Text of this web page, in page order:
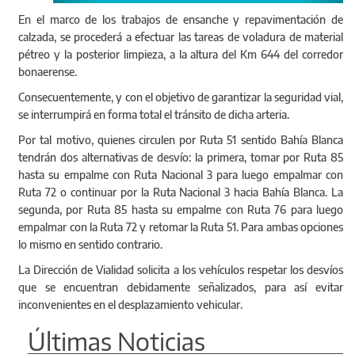
En el marco de los trabajos de ensanche y repavimentación de
calzada, se procederá a efectuar las tareas de voladura de material
pétreo y la posterior limpieza, a la altura del Km 644 del corredor
bonaerense.
Consecuentemente, y con el objetivo de garantizar la seguridad vial,
se interrumpirá en forma total el tránsito de dicha arteria.
Por tal motivo, quienes circulen por Ruta 51 sentido Bahía Blanca
tendrán dos alternativas de desvío: la primera, tomar por Ruta 85
hasta su empalme con Ruta Nacional 3 para luego empalmar con
Ruta 72 o continuar por la Ruta Nacional 3 hacia Bahía Blanca. La
segunda, por Ruta 85 hasta su empalme con Ruta 76 para luego
empalmar con la Ruta 72 y retomar la Ruta 51. Para ambas opciones
lo mismo en sentido contrario.
La Dirección de Vialidad solicita a los vehículos respetar los desvíos
que se encuentran debidamente señalizados, para así evitar
inconvenientes en el desplazamiento vehicular.
Últimas Noticias